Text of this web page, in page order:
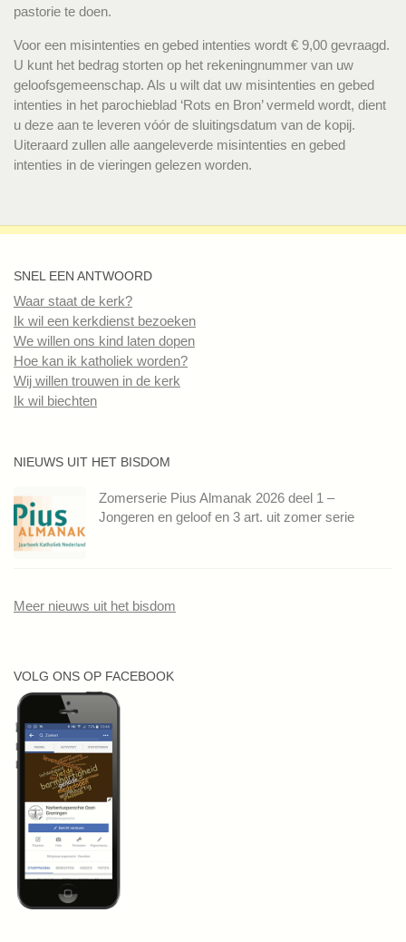
pastorie te doen.
Voor een misintenties en gebed intenties wordt € 9,00 gevraagd.
U kunt het bedrag storten op het rekeningnummer van uw
geloofsgemeenschap. Als u wilt dat uw misintenties en gebed
intenties in het parochieblad ‘Rots en Bron’ vermeld wordt, dient
u deze aan te leveren vóór de sluitingsdatum van de kopij.
Uiteraard zullen alle aangeleverde misintenties en gebed
intenties in de vieringen gelezen worden.
SNEL EEN ANTWOORD
Waar staat de kerk?
Ik wil een kerkdienst bezoeken
We willen ons kind laten dopen
Hoe kan ik katholiek worden?
Wij willen trouwen in de kerk
Ik wil biechten
NIEUWS UIT HET BISDOM
Zomerserie Pius Almanak 2026 deel 1 –
Jongeren en geloof en 3 art. uit zomer serie
Meer nieuws uit het bisdom
VOLG ONS OP FACEBOOK